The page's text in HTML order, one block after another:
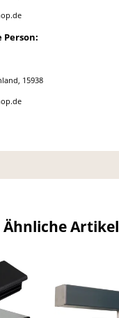
15938
Ähnliche Artikel